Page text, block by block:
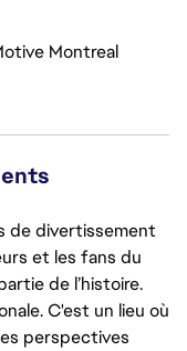
Montreal
de divertissement
et les fans du
de l’histoire.
C'est un lieu où
perspectives